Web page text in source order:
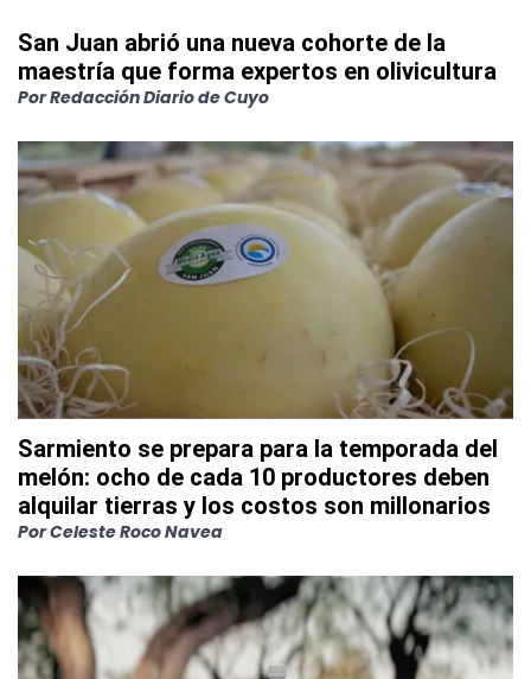
San Juan abrió una nueva cohorte de la
maestría que forma expertos en olivicultura
PorRedacción Diario de Cuyo
Sarmiento se prepara para la temporada del
melón: ocho de cada 10 productores deben
alquilar tierras y los costos son millonarios
PorCeleste Roco Navea